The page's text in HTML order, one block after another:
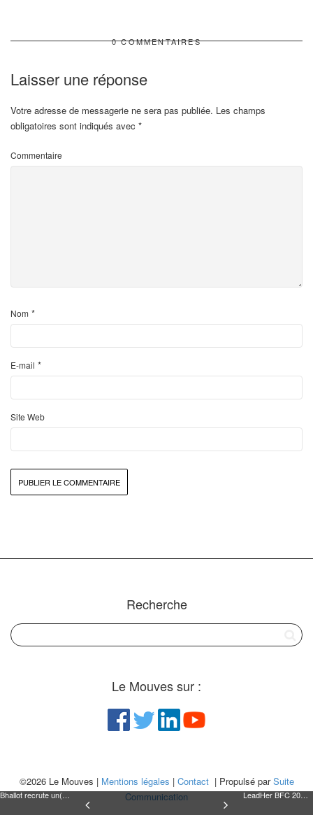
Bhallot recrute un(e) stagiaire en chargée de communication digitale LeadHer BFC 2019 : Christelle Cuinet
0 COMMENTAIRES
Laisser une réponse
Votre adresse de messagerie ne sera pas publiée. Les champs
obligatoires sont indiqués avec *
Commentaire
Nom *
E-mail *
Site Web
Recherche
Le Mouves sur :
©2026 Le Mouves | Mentions légales | Contact| Propulsé parSuite
Communication